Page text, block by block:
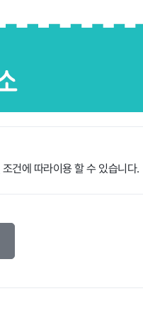
조건에 따라이용 할 수 있습니다.